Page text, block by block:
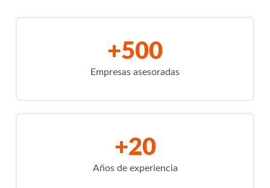
+500
Empresas asesoradas
+20
Años de experiencia